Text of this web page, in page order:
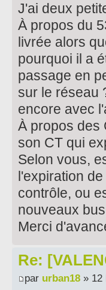
J'ai deux
À propos du
livrée alors
pourquoi il a
passage en
sur le réseau
encore avec
À propos des
son CT qui
Selon vous,
l'expiration
contrôle, ou
nouveaux
Merci
Re:
par urban18 » 12